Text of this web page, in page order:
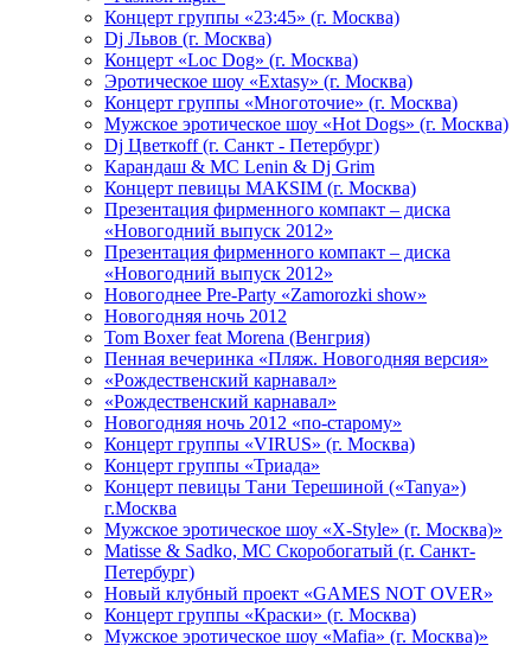
Концерт группы «23:45» (г. Москва)
Dj Львов (г. Москва)
Концерт «Loc Dog» (г. Москва)
Эротическое шоу «Extasy» (г. Москва)
Концерт группы «Многоточие» (г. Москва)
Мужское эротическое шоу «Hot Dogs» (г. Москва)
Dj Цветкоff (г. Санкт - Петербург)
Карандаш & МС Lenin & Dj Grim
Концерт певицы МАКSIМ (г. Москва)
Презентация фирменного компакт – диска
«Новогодний выпуск 2012»
Презентация фирменного компакт – диска
«Новогодний выпуск 2012»
Новогоднее Pre-Party «Zamorozki show»
Новогодняя ночь 2012
Tom Boxer feat Morena (Венгрия)
Пенная вечеринка «Пляж. Новогодняя версия»
«Рождественский карнавал»
«Рождественский карнавал»
Новогодняя ночь 2012 «по-старому»
Концерт группы «VIRUS» (г. Москва)
Концерт группы «Триада»
Концерт певицы Тани Терешиной («Tanya»)
г.Москва
Мужское эротическое шоу «X-Style» (г. Москва)»
Matissе & Sadko, MC Скоробогатый (г. Санкт-
Петербург)
Новый клубный проект «GAMES NOT OVER»
Концерт группы «Краски» (г. Москва)
Мужское эротическое шоу «Mafia» (г. Москва)»